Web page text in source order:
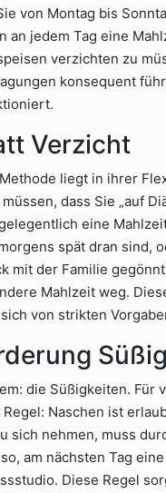
von Montag bis
an jedem Tag eine
verzichten zu
konsequent
Verzicht
liegt in ihrer
dass Sie „auf
eine
spät dran sind,
mit der Familie
Mahlzeit weg.
von strikten
die Süßigkeiten. Für
Naschen ist
sich nehmen, muss
am nächsten Tag
Diese Regel